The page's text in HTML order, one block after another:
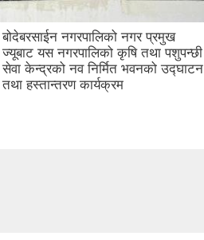
बोदेबरसाईन नगरपालिको नगर प्रमुख
ज्यूबाट यस नगरपालिको कृषि तथा पशुपन्छी
सेवा केन्द्रको नव निर्मित भवनको उद्घाटन
तथा हस्तान्तरण कार्यक्रम